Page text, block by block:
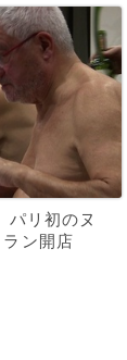
パリ初のヌ
ン開店